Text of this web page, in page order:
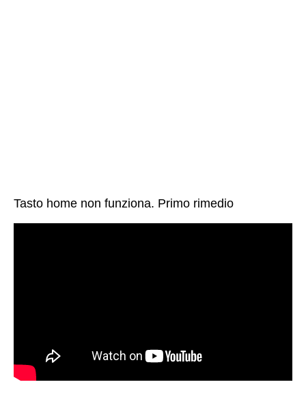
Tasto home non funziona. Primo rimedio